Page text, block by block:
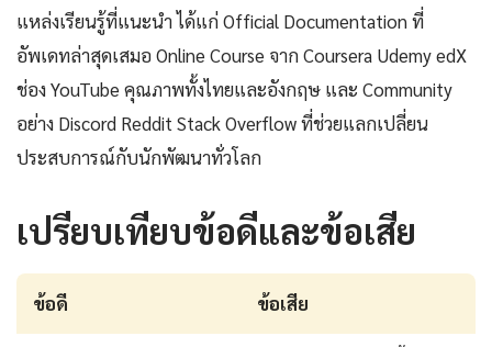
แหล่งเรียนรู้ที่แนะนำ ได้แก่ Official Documentation ที่
อัพเดทล่าสุดเสมอ Online Course จาก Coursera Udemy edX
ช่อง YouTube คุณภาพทั้งไทยและอังกฤษ และ Community
อย่าง Discord Reddit Stack Overflow ที่ช่วยแลกเปลี่ยน
ประสบการณ์กับนักพัฒนาทั่วโลก
เปรียบเทียบข้อดีและข้อเสีย
ข้อดี ข้อเสีย